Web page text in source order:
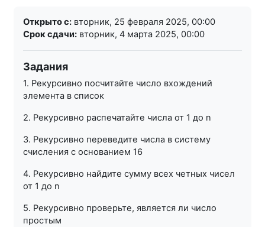
Открыто с: вторник, 25 февраля 2025, 00:00
Срок сдачи: вторник, 4 марта 2025, 00:00
Задания
1. Рекурсивно посчитайте число вхождений
элемента в список
2. Рекурсивно распечатайте числа от 1 до n
3. Рекурсивно переведите числа в систему
счисления с основанием 16
4. Рекурсивно найдите сумму всех четных чисел
от 1 до n
5. Рекурсивно проверьте, является ли число
простым